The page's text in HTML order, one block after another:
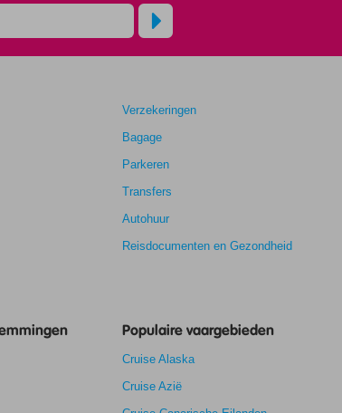
Verzekeringen
Bagage
Parkeren
Transfers
Autohuur
Reisdocumenten en Gezondheid
Populaire vaargebieden
Cruise Alaska
Cruise Azië